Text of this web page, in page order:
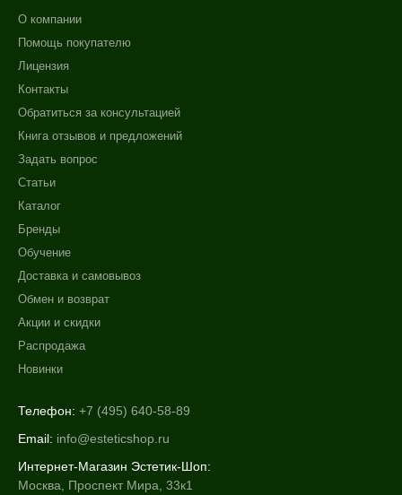
О компании
Помощь покупателю
Лицензия
Контакты
Обратиться за консультацией
Книга отзывов и предложений
Задать вопрос
Статьи
Каталог
Бренды
Обучение
Доставка и самовывоз
Обмен и возврат
Акции и скидки
Распродажа
Новинки
Телефон: +7 (495) 640-58-89
Email: info@esteticshop.ru
Интернет-Магазин Эстетик-Шоп:
Москва, Проспект Мира, 33к1